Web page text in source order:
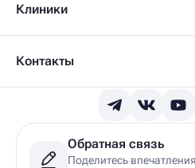
Детский вертебролог
Детский врач УЗИ
Детский гепатолог
Детский гинеколог
Детский гинеколог-эндокринолог
Детский гирудотерапевт
Детский дерматовенеролог
Клиники
Контакты
Обратная связь
Поделитесь